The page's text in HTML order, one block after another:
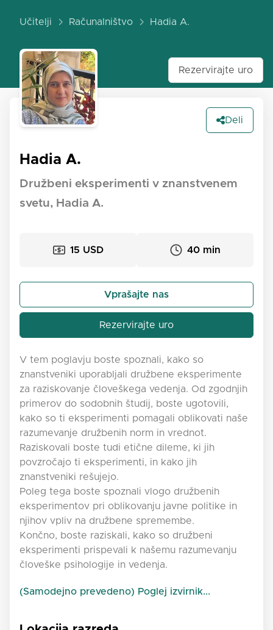
Učitelji Računalništvo Hadia A.
Rezervirajte uro
Deli
Hadia A.
Družbeni eksperimenti v znanstvenem
svetu, Hadia A.
15 USD 40 min
Vprašajte nas
Rezervirajte uro
V tem poglavju boste spoznali, kako so
znanstveniki uporabljali družbene eksperimente
za raziskovanje človeškega vedenja. Od zgodnjih
primerov do sodobnih študij, boste ugotovili,
kako so ti eksperimenti pomagali oblikovati naše
razumevanje družbenih norm in vrednot.
Raziskovali boste tudi etične dileme, ki jih
povzročajo ti eksperimenti, in kako jih
znanstveniki rešujejo.
Poleg tega boste spoznali vlogo družbenih
eksperimentov pri oblikovanju javne politike in
njihov vpliv na družbene spremembe.
Končno, boste raziskali, kako so družbeni
eksperimenti prispevali k našemu razumevanju
človeške psihologije in vedenja.
(Samodejno prevedeno) Poglej izvirnik...